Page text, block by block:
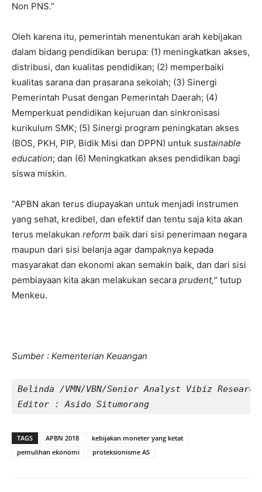
Non PNS.”
Oleh karena itu, pemerintah menentukan arah kebijakan
dalam bidang pendidikan berupa: (1) meningkatkan akses,
distribusi, dan kualitas pendidikan; (2) memperbaiki
kualitas sarana dan prasarana sekolah; (3) Sinergi
Pemerintah Pusat dengan Pemerintah Daerah; (4)
Memperkuat pendidikan kejuruan dan sinkronisasi
kurikulum SMK; (5) Sinergi program peningkatan akses
(BOS, PKH, PIP, Bidik Misi dan DPPN) untuk sustainable
education; dan (6) Meningkatkan akses pendidikan bagi
siswa miskin.
“APBN akan terus diupayakan untuk menjadi instrumen
yang sehat, kredibel, dan efektif dan tentu saja kita akan
terus melakukan reform baik dari sisi penerimaan negara
maupun dari sisi belanja agar dampaknya kepada
masyarakat dan ekonomi akan semakin baik, dan dari sisi
pembiayaan kita akan melakukan secara prudent,” tutup
Menkeu.
Sumber : Kementerian Keuangan
Belinda /VMN/VBN/Senior Analyst Vibiz
Editor : Asido Situmorang
TAGS APBN 2018
kebijakan moneter yang ketat
pemulihan ekonomi
proteksionisme AS